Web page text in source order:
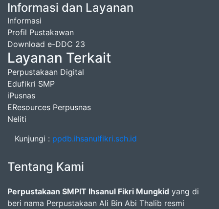
Informasi dan Layanan
Informasi
Profil Pustakawan
Download e-DDC 23
Layanan Terkait
Perpustakaan Digital
Edufikri SMP
iPusnas
EResources Perpusnas
Neliti
Kunjungi : ppdb.ihsanulfikri.sch.id
Tentang Kami
Perpustakaan SMPIT Ihsanul Fikri Mungkid yang di
beri nama Perpustakaan Ali Bin Abi Thalib resmi